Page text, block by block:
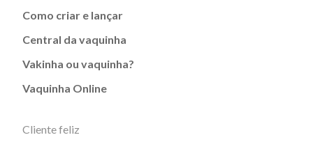
Como criar e lançar
Central da vaquinha
Vakinha ou vaquinha?
Vaquinha Online
Cliente feliz